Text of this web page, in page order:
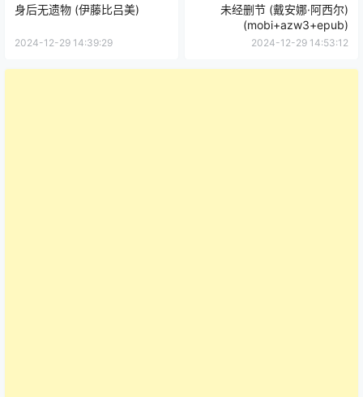
身后无遗物 (伊藤比吕美)
2024-12-29 14:39:29
未经删节 (戴安娜·阿西尔)
(mobi+azw3+epub)
2024-12-29 14:53:12